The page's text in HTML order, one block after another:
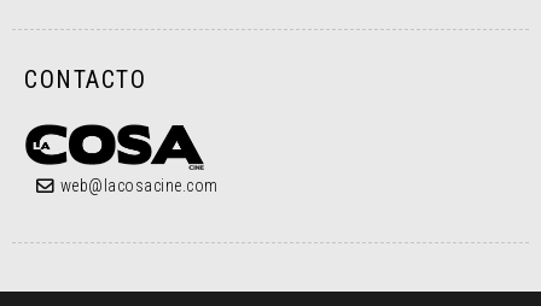
CONTACTO
web@lacosacine.com